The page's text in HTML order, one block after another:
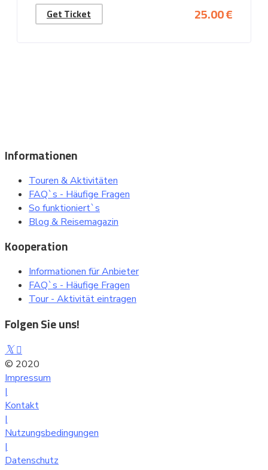
Get Ticket 25.00 €
Informationen
Touren & Aktivitäten
FAQ`s - Häufige Fragen
So funktioniert`s
Blog & Reisemagazin
Kooperation
Informationen für Anbieter
FAQ`s - Häufige Fragen
Tour - Aktivität eintragen
Folgen Sie uns!
© 2020
Impressum
|
Kontakt
|
Nutzungsbedingungen
|
Datenschutz